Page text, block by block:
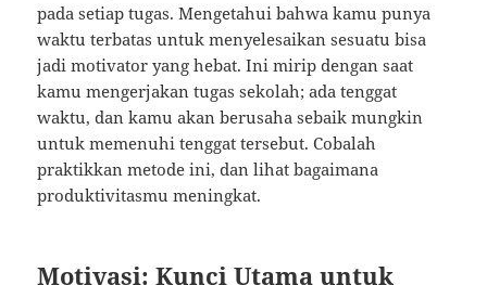
pada setiap tugas. Mengetahui bahwa kamu punya
waktu terbatas untuk menyelesaikan sesuatu bisa
jadi motivator yang hebat. Ini mirip dengan saat
kamu mengerjakan tugas sekolah; ada tenggat
waktu, dan kamu akan berusaha sebaik mungkin
untuk memenuhi tenggat tersebut. Cobalah
praktikkan metode ini, dan lihat bagaimana
produktivitasmu meningkat.
Motivasi: Kunci Utama untuk